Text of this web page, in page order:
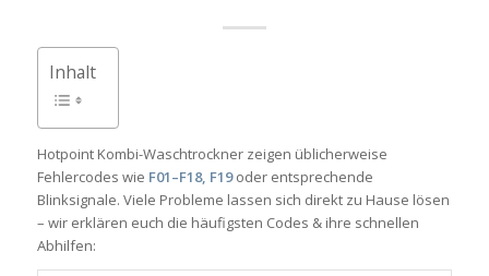
Inhalt
Hotpoint Kombi-Waschtrockner zeigen üblicherweise
Fehlercodes wie F01–F18, F19oder entsprechende
Blinksignale. Viele Probleme lassen sich direkt zu Hause lösen
– wir erklären euch die häufigsten Codes & ihre schnellen
Abhilfen: